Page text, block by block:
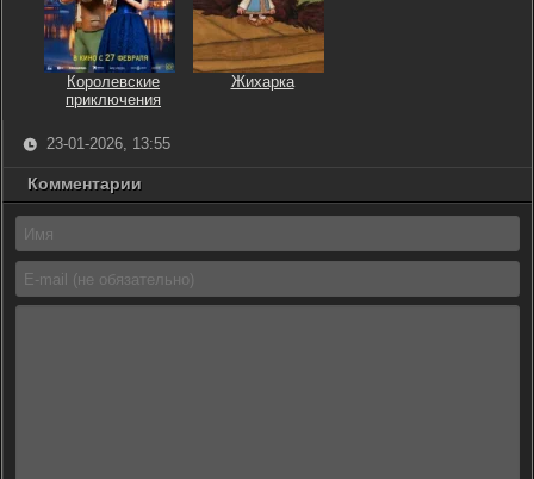
Королевские
приключения
Жихарка
23-01-2026, 13:55
Комментарии